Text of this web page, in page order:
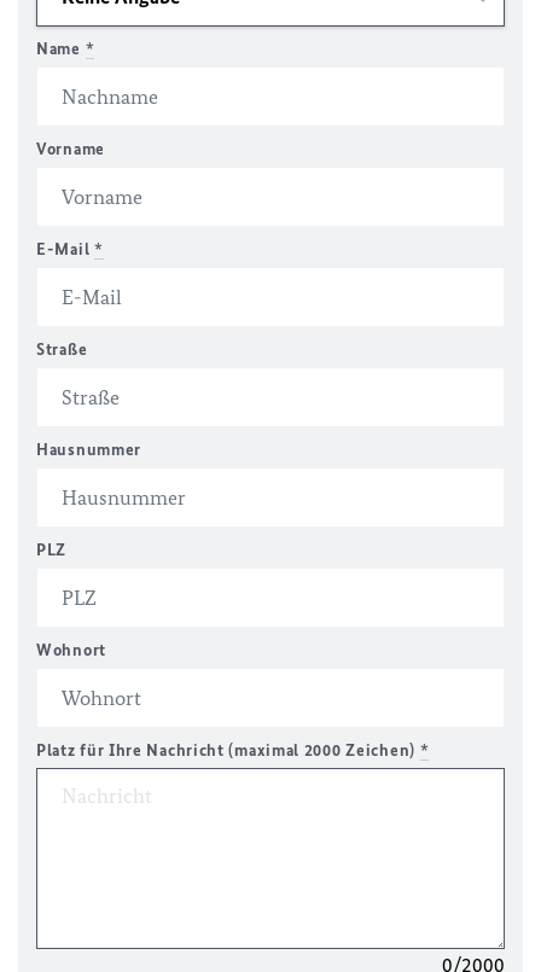
Name *
Vorname
E-Mail *
Straße
Hausnummer
PLZ
Wohnort
Platz für Ihre Nachricht (maximal 2000 Zeichen) *
0/2000